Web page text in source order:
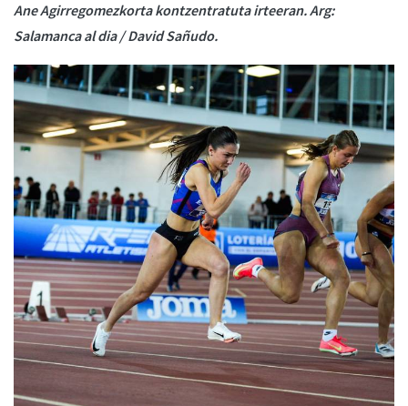
Ane Agirregomezkorta kontzentratuta irteeran. Arg:
Salamanca al dia / David Sañudo.